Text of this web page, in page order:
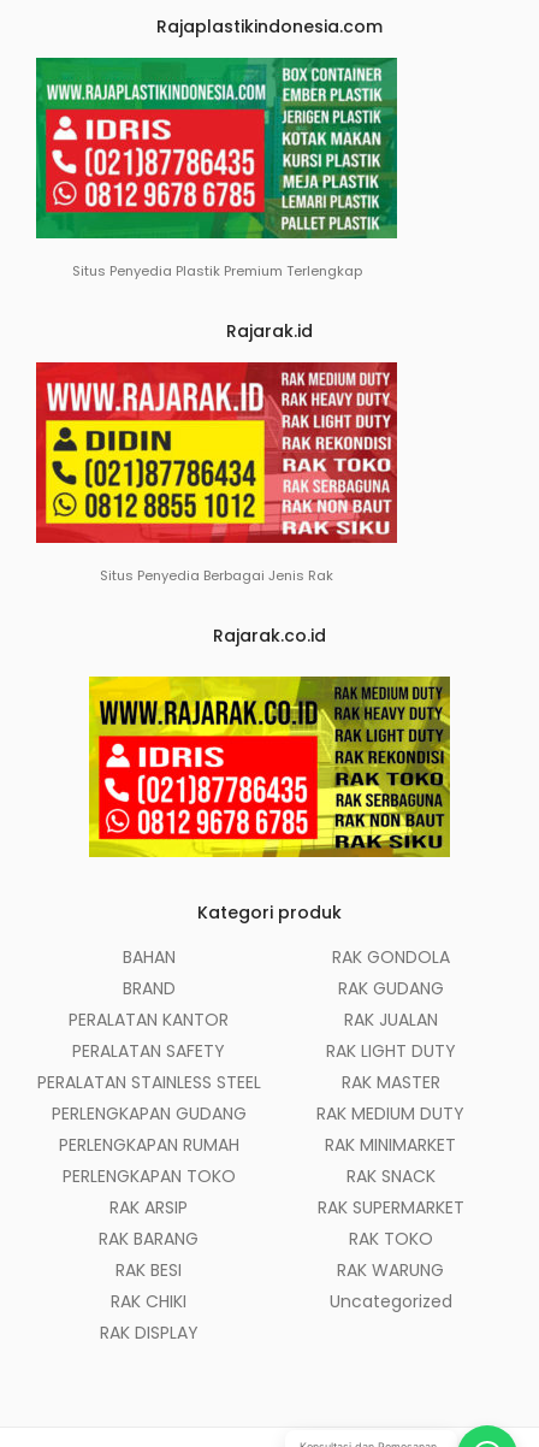
Rajaplastikindonesia.com
Situs Penyedia Plastik Premium Terlengkap
Rajarak.id
Situs Penyedia Berbagai Jenis Rak
Rajarak.co.id
Kategori produk
BAHAN
BRAND
PERALATAN KANTOR
PERALATAN SAFETY
PERALATAN STAINLESS STEEL
PERLENGKAPAN GUDANG
PERLENGKAPAN RUMAH
PERLENGKAPAN TOKO
RAK ARSIP
RAK BARANG
RAK BESI
RAK CHIKI
RAK DISPLAY
RAK GONDOLA
RAK GUDANG
RAK JUALAN
RAK LIGHT DUTY
RAK MASTER
RAK MEDIUM DUTY
RAK MINIMARKET
RAK SNACK
RAK SUPERMARKET
RAK TOKO
RAK WARUNG
Uncategorized